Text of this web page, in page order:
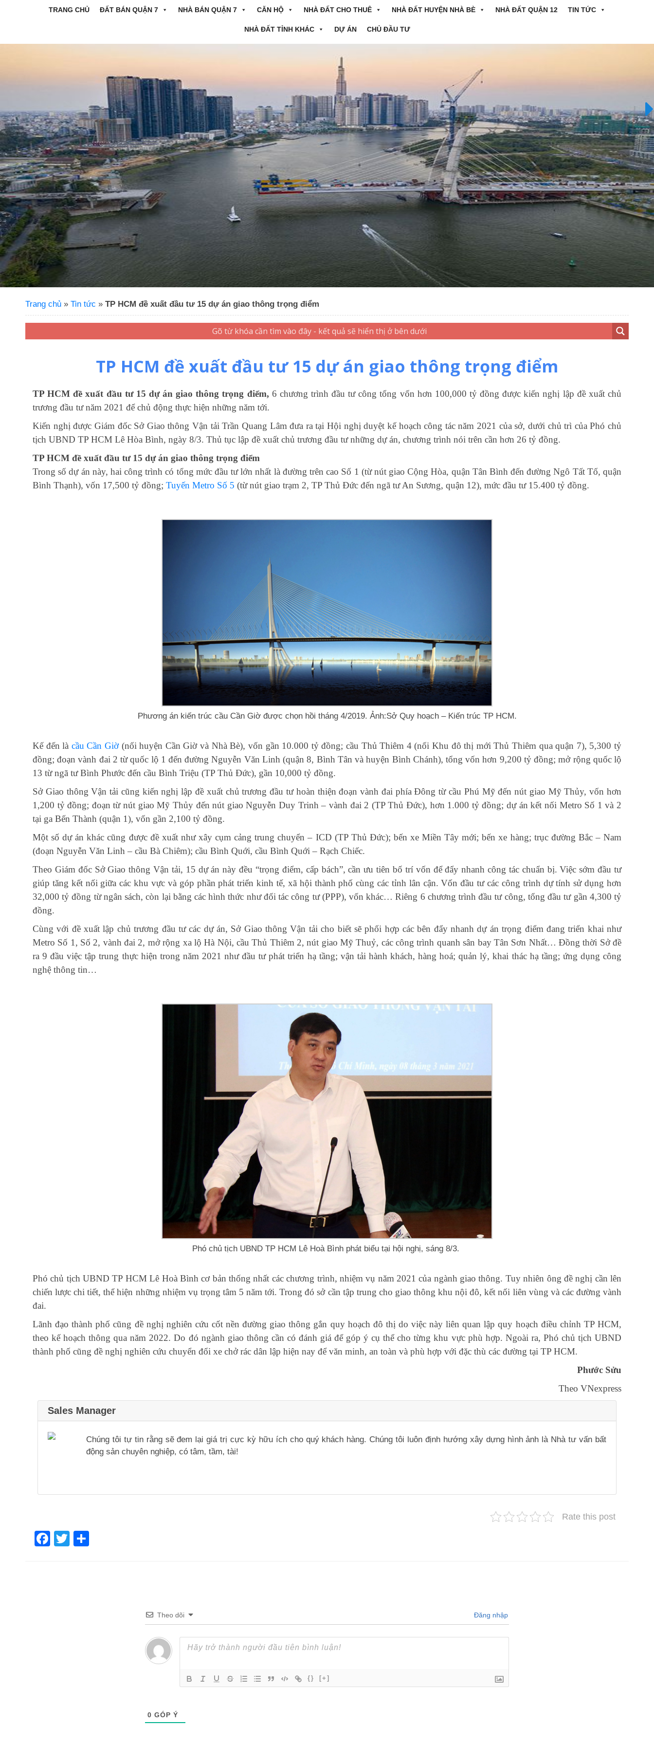
TRANG CHỦ ĐẤT BÁN QUẬN 7 NHÀ BÁN QUẬN 7 CĂN HỘ NHÀ ĐẤT CHO THUÊ NHÀ ĐẤT HUYỆN NHÀ BÈ NHÀ ĐẤT QUẬN 12 TIN TỨC
NHÀ ĐẤT TỈNH KHÁC DỰ ÁN CHỦ ĐẦU TƯ
Trang chủ » Tin tức » TP HCM đề xuất đầu tư 15 dự án giao thông trọng điểm
TP HCM đề xuất đầu tư 15 dự án giao thông trọng điểm
TP HCM đề xuất đầu tư 15 dự án giao thông trọng điểm, 6 chương trình đầu tư công tổng vốn hơn 100,0​00 tỷ đồng được kiến nghị lập đề xuất chủ
trương đầu tư năm 2021 để chủ động thực hiện những năm tới.
Kiến nghị được Giám đốc Sở Giao thông Vận tải Trần Quang Lâm đưa ra tại Hội nghị duyệt kế hoạch công tác năm 2021 của sở, dưới chủ trì của Phó chủ
tịch UBND TP HCM Lê Hòa Bình, ngày 8/3. Thủ tục lập đề xuất chủ trương đầu tư những dự án, chương trình nói trên cần hơn 26 tỷ đồng.
TP HCM đề xuất đầu tư 15 dự án giao thông trọng điểm
Trong số dự án này, hai công trình có tổng mức đầu tư lớn nhất là đường trên cao Số 1 (từ nút giao Cộng Hòa, quận Tân Bình đến đường Ngô Tất Tố, quận
Bình Thạnh), vốn 17,500 tỷ đồng; Tuyến Metro Số 5 (từ nút giao trạm 2, TP Thủ Đức đến ngã tư An Sương, quận 12), mức đầu tư 15.400 tỷ đồng.
Phương án kiến trúc cầu Cần Giờ được chọn hồi tháng 4/2019. Ảnh:Sở Quy hoạch – Kiến trúc TP HCM.
Kế đến là cầu Cần Giờ(nối huyện Cần Giờ và Nhà Bè), vốn gần 10.000 tỷ đồng; cầu Thủ Thiêm 4 (nối Khu đô thị mới Thủ Thiêm qua quận 7), 5,300 tỷ
đồng; đoạn vành đai 2 từ quốc lộ 1 đến đường Nguyễn Văn Linh (quận 8, Bình Tân và huyện Bình Chánh), tổng vốn hơn 9,200 tỷ đồng; mở rộng quốc lộ
13 từ ngã tư Bình Phước đến cầu Bình Triệu (TP Thủ Đức), gần 10,000 tỷ đồng.
Sở Giao thông Vận tải cũng kiến nghị lập đề xuất chủ trương đầu tư hoàn thiện đoạn vành đai phía Đông từ cầu Phú Mỹ đến nút giao Mỹ Thủy, vốn hơn
1,200 tỷ đồng; đoạn từ nút giao Mỹ Thủy đến nút giao Nguyễn Duy Trinh – vành đai 2 (TP Thủ Đức), hơn 1.000 tỷ đồng; dự án kết nối Metro Số 1 và 2
tại ga Bến Thành (quận 1), vốn gần 2,100 tỷ đồng.
Một số dự án khác cũng được đề xuất như xây cụm cảng trung chuyển – ICD (TP Thủ Đức); bến xe Miền Tây mới; bến xe hàng; trục đường Bắc – Nam
(đoạn Nguyễn Văn Linh – cầu Bà Chiêm); cầu Bình Quới, cầu Bình Quới – Rạch Chiếc.
Theo Giám đốc Sở Giao thông Vận tải, 15 dự án này đều “trọng điểm, cấp bách”, cần ưu tiên bố trí vốn để đẩy nhanh công tác chuẩn bị. Việc sớm đầu tư
giúp tăng kết nối giữa các khu vực và góp phần phát triển kinh tế, xã hội thành phố cùng các tỉnh lân cận. Vốn đầu tư các công trình dự tính sử dụng hơn
32,000 tỷ đồng từ ngân sách, còn lại bằng các hình thức như đối tác công tư (PPP), vốn khác… Riêng 6 chương trình đầu tư công, tổng đầu tư gần 4,300 tỷ
đồng.
Cùng với đề xuất lập chủ trương đầu tư các dự án, Sở Giao thông Vận tải cho biết sẽ phối hợp các bên đẩy nhanh dự án trọng điểm đang triển khai như
Metro Số 1, Số 2, vành đai 2, mở rộng xa lộ Hà Nội, cầu Thủ Thiêm 2, nút giao Mỹ Thuỷ, các công trình quanh sân bay Tân Sơn Nhất… Đồng thời Sở đề
ra 9 đầu việc tập trung thực hiện trong năm 2021 như đầu tư phát triển hạ tầng; vận tải hành khách, hàng hoá; quản lý, khai thác hạ tầng; ứng dụng công
nghệ thông tin…
Phó chủ tịch UBND TP HCM Lê Hoà Bình phát biểu tại hội nghị, sáng 8/3.
Phó chủ tịch UBND TP HCM Lê Hoà Bình cơ bản thống nhất các chương trình, nhiệm vụ năm 2021 của ngành giao thông. Tuy nhiên ông đề nghị cần lên
chiến lược chi tiết, thể hiện những nhiệm vụ trọng tâm 5 năm tới. Trong đó sở cần tập trung cho giao thông khu nội đô, kết nối liên vùng và các đường vành
đai.
Lãnh đạo thành phố cũng đề nghị nghiên cứu cốt nền đường giao thông gắn quy hoạch đô thị do việc này liên quan lập quy hoạch điều chỉnh TP HCM,
theo kế hoạch thông qua năm 2022. Do đó ngành giao thông cần có đánh giá để góp ý cụ thể cho từng khu vực phù hợp. Ngoài ra, Phó chủ tịch UBND
thành phố cũng đề nghị nghiên cứu chuyển đổi xe chở rác dân lập hiện nay để văn minh, an toàn và phù hợp với đặc thù các đường tại TP HCM.
Phước Sửu
Theo VNexpress
Sales Manager
Chúng tôi tự tin rằng sẽ đem lại giá trị cực kỳ hữu ích cho quý khách hàng. Chúng tôi luôn định hướng xây dựng hình ảnh là Nhà tư vấn bất
động sản chuyên nghiệp, có tâm, tầm, tài!
Rate this post
Facebook
Twitter
Theo dõi Đăng nhập
{} [+]
0 GÓP Ý